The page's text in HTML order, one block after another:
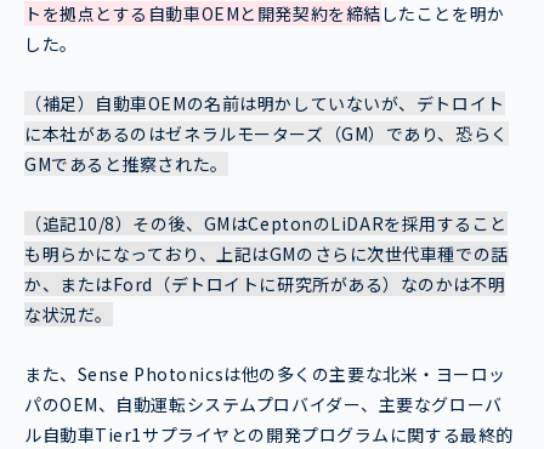
トを拠点とする自動車OEMと開発契約を締結 したことを明か
した。
（補足）自動車OEMの名前は明かしていないが、デトロイト
に本社があるのはゼネラルモーターズ（GM）であり、恐らく
GMであると推察された。
（追記10/8）その後、GMはCeptonのLiDARを採用すること
も明らかになっており、上記はGMのさらに次世代車種での話
か、またはFord（デトロイトに研究所がある）なのかは不明
な状況だ。
また、Sense Photonicsは他の多くの主要な北米・ヨーロッ
パのOEM、自動運転システムプロバイダー、主要なグローバ
ル自動車Tier1サプライヤとの開発プログラムに関する最終的